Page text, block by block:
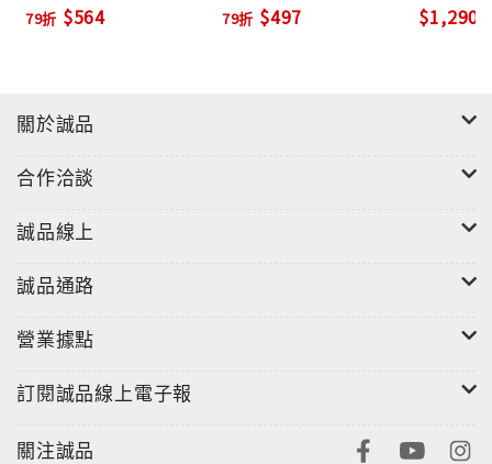
79折 $564 79折 $497 $1,290
關於誠品
合作洽談
誠品線上
誠品通路
營業據點
訂閱誠品線上電子報
關注誠品